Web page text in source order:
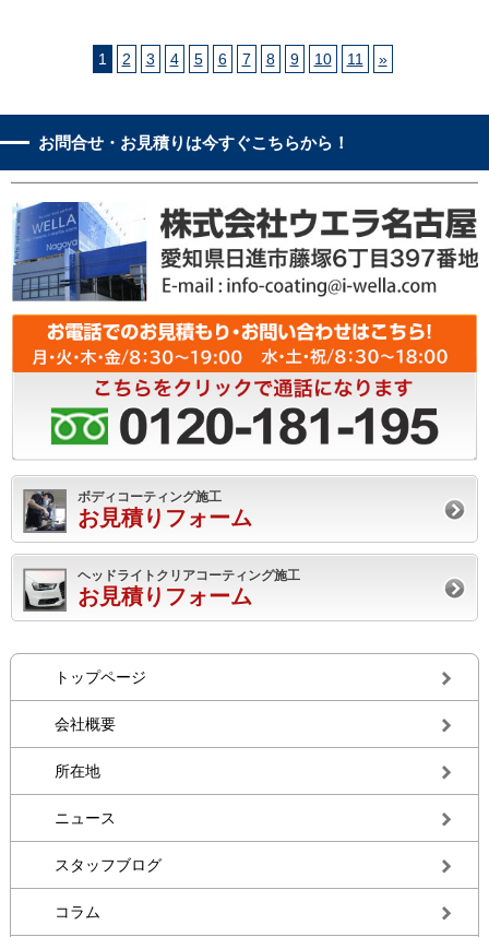
1 2 3 4 5 6 7 8 9 10 11 »
お問合せ・お見積りは今すぐこちらから！
ボディコーティング施工
お見積りフォーム
ヘッドライトクリアコーティング施工
お見積りフォーム
トップページ
会社概要
所在地
ニュース
スタッフブログ
コラム